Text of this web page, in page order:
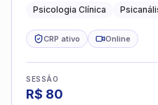
crianças
Psicologia Clínica
CRP ativo Online
SESSÃO
R$ 80